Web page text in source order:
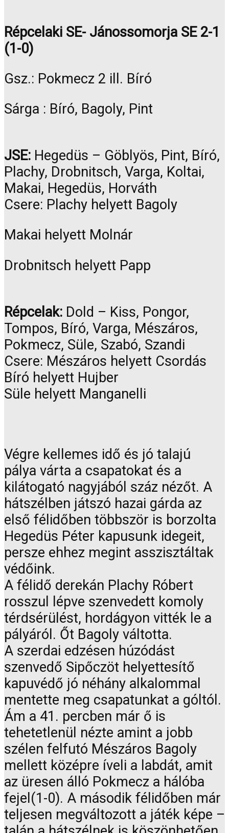
Répcelaki SE- Jánossomorja SE 2-1
(1-0)
Gsz.: Pokmecz 2 ill. Bíró
Sárga : Bíró, Bagoly, Pint
JSE: Hegedüs – Göblyös, Pint, Bíró,
Plachy, Drobnitsch, Varga, Koltai,
Makai, Hegedüs, Horváth
Csere: Plachy helyett Bagoly
Makai helyett Molnár
Drobnitsch helyett Papp
Répcelak: Dold – Kiss, Pongor,
Tompos, Bíró, Varga, Mészáros,
Pokmecz, Süle, Szabó, Szandi
Csere: Mészáros helyett Csordás
Bíró helyett Hujber
Süle helyett Manganelli
Végre kellemes idő és jó talajú
pálya várta a csapatokat és a
kilátogató nagyjából száz nézőt. A
hátszélben játszó hazai gárda az
első félidőben többször is borzolta
Hegedüs Péter kapusunk idegeit,
persze ehhez megint asszisztáltak
védőink.
A félidő derekán Plachy Róbert
rosszul lépve szenvedett komoly
térdsérülést, hordágyon vitték le a
pályáról. Őt Bagoly váltotta.
A szerdai edzésen húzódást
szenvedő Sipőczöt helyettesítő
kapuvédő jó néhány alkalommal
mentette meg csapatunkat a góltól.
Ám a 41. percben már ő is
tehetetlenül nézte amint a jobb
szélen felfutó Mészáros Bagoly
mellett középre íveli a labdát, amit
az üresen álló Pokmecz a hálóba
fejel(1-0). A második félidőben már
teljesen megváltozott a játék képe –